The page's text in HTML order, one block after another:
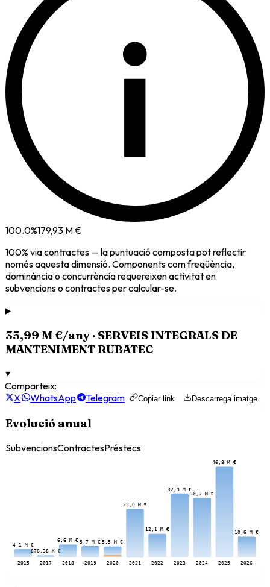
i
100.0%179,93 M €
100% viacontractes — la puntuació composta pot reflectir
només aquesta dimensió. Components com freqüència,
dominància o concurrència requereixen activitat en
subvencions o contractes per calcular-se.
35,99 M €/any · SERVEIS INTEGRALS DE
MANTENIMENT RUBATEC
▾
Comparteix:
X
WhatsApp Telegram Copiar link Descarrega imatge
Evolució anual
SubvencionsContractesPréstecs
4,1 M €
2015
878,38 K €
2017
6,6 M €
2018
5,7 M €
2019
5,5 M €
2020
25,0 M €
2021
12,1 M €
2022
32,9 M €
2023
30,7 M €
2024
46,8 M €
2025
10,6 M €
2026